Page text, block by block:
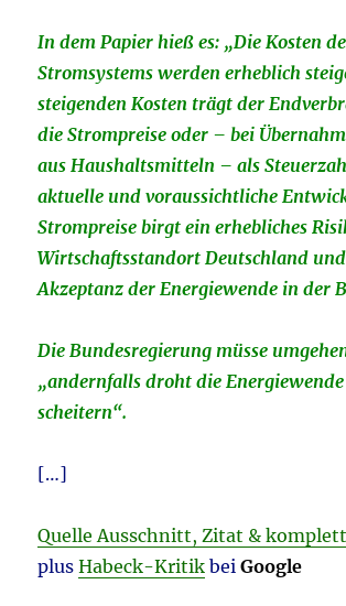
In dem Papier hieß es: „Die Kosten
Stromsystems werden erheblich
steigenden Kosten trägt der
die Strompreise oder – bei
aus Haushaltsmitteln – als
aktuelle und voraussichtliche
Strompreise birgt ein erhebliches
Wirtschaftsstandort Deutschland
Akzeptanz der Energiewende in der
Die Bundesregierung müsse
„andernfalls droht die
scheitern“.
[…]
Quelle Ausschnitt, Zitat &
plusHabeck-Kritik beiGoogle